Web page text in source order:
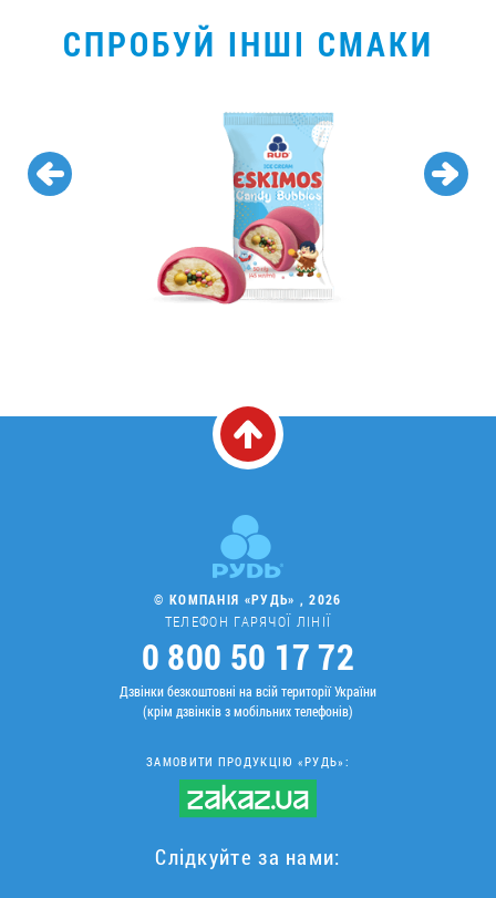
СПРОБУЙ ІНШІ СМАКИ
© КОМПАНІЯ «РУДЬ» , 2026
ТЕЛЕФОН ГАРЯЧОЇ ЛІНІЇ
0 800 50 17 72
Дзвінки безкоштовні на всій території України
(крім дзвінків з мобільних телефонів)
ЗАМОВИТИ ПРОДУКЦІЮ «РУДЬ»:
Слідкуйте за нами: